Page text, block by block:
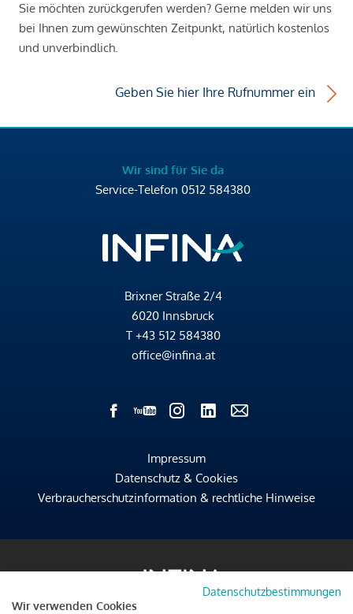
Sie möchten zurückgerufen werden? Gerne melden wir uns
bei Ihnen zum gewünschten Zeitpunkt, natürlich kostenlos
und unverbindlich.
Geben Sie hier Ihre Rufnummer ein
Wir sind für Sie da
Service-Telefon 0512 584380
Brixner Straße 2/4
6020 Innsbruck
T +43 512 584380
office@infina.at
Impressum
Datenschutz & Cookies
Verbraucherschutzinformation & rechtliche Hinweise
Datenschutzbestimmungen
Wir verwenden Cookies